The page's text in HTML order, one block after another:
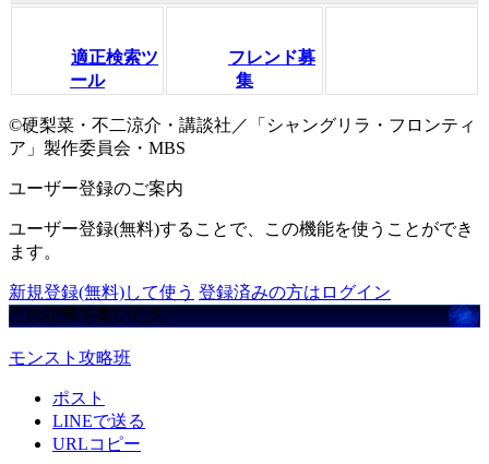
適正検索ツ
ール
フレンド募
集
©硬梨菜・不二涼介・講談社／「シャングリラ・フロンティ
ア」製作委員会・MBS
ユーザー登録のご案内
ユーザー登録(無料)することで、この機能を使うことができ
ます。
新規登録(無料)して使う 登録済みの方はログイン
この記事を書いた人
モンスト攻略班
ポスト
LINEで送る
URLコピー